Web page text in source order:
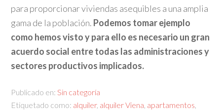
para proporcionar viviendas asequibles a una amplia
gama de la población. Podemos tomar ejemplo
como hemos visto y para ello es necesario un gran
acuerdo social entre todas las administraciones y
sectores productivos implicados.
Publicado en:Sin categoría
Etiquetado como: alquiler, alquiler Viena apartamentos